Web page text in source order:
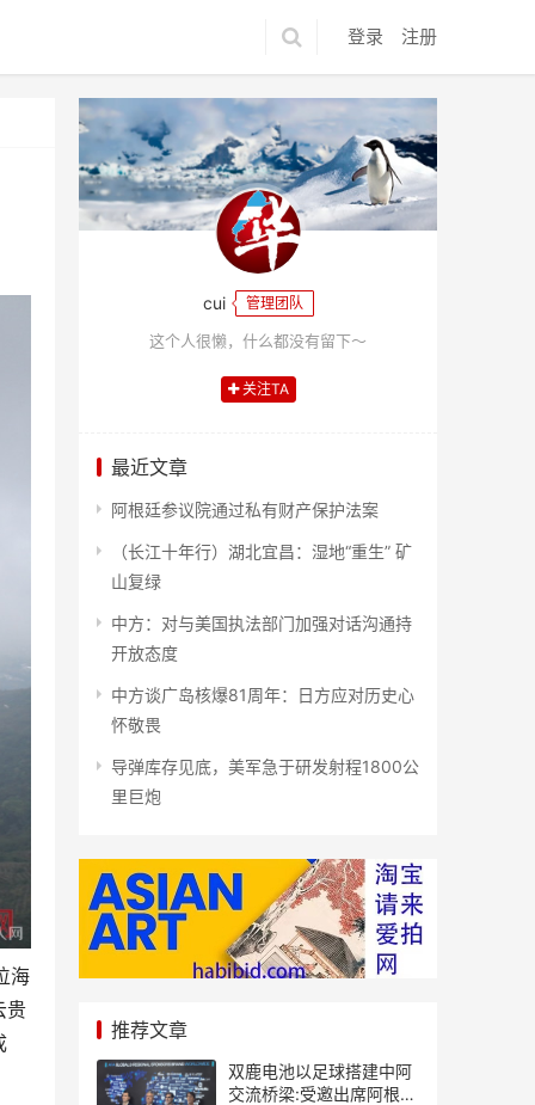
登录 注册
海
贵
cui 管理团队
这个人很懒，什么都没有留下～
关注TA
最近文章
阿根廷参议院通过私有财产保护法案
（长江十年行）湖北宜昌：湿地“重生” 矿
山复绿
中方：对与美国执法部门加强对话沟通持
开放态度
中方谈广岛核爆81周年：日方应对历史心
怀敬畏
导弹库存见底，美军急于研发射程1800公
里巨炮
推荐文章
双鹿电池以足球搭建中阿
交流桥梁:受邀出席阿根廷